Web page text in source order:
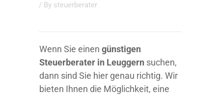
/ By steuerberater
Wenn Sie einen günstigen
Steuerberater in Leuggern suchen,
dann sind Sie hier genau richtig. Wir
bieten Ihnen die Möglichkeit, eine